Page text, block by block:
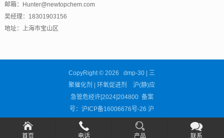
邮箱：Hunter@newtopchem.com
吴经理：18301903156
地址：上海市宝山区
CopyRight © 2026 dmp-30 | 三
聚催化剂 | 环氧促进剂 沪(静)应
急管危经许[2024]204800 备案
号：沪ICP备16006676号-26 沪
公网安备31011302002681号
首页 电话 产品 联系